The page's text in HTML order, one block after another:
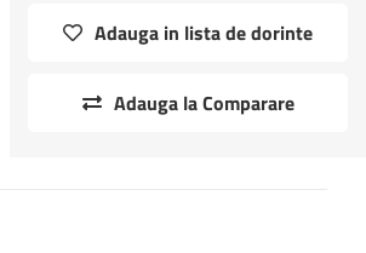
Adauga in lista de dorinte
Adauga la Comparare